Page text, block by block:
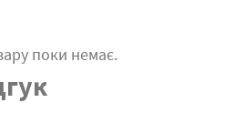
поки немає.